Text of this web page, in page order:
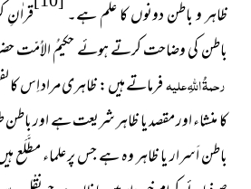
ظاہر و باطن دونوں کا علم ہے۔
قراٰنِ
باطن کی وضاحت کرتے ہوئے حکیمُ الاُمّت
رحمۃُ اللہِ علیہفرماتے ہیں : ظاہری مراد اِس کا
کا منشاء اور مقصد یا ظاہر شریعت ہے اور باطن
باطن اَسرار یا ظاہر وہ ہے جس پر علماء